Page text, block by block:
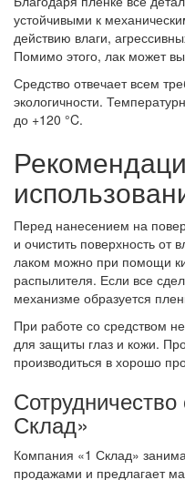
устойчивыми к
действию влаги,
Помимо этого, лак может
Средство отвечает всем
экологичности.
до +120 °C.
Перед нанесением на
и очистить поверхность от
лаком можно при помощи
распылителя. Если все
механизме образуется
При работе со средством
для защиты глаз и кожи.
производиться в хорошо
Склад»
Компания «1 Склад»
продажами и предлагает